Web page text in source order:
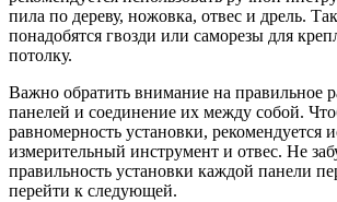
пила по дереву, ножовка, отвес и дрель.
понадобятся гвозди или саморезы для
потолку.
Важно обратить внимание на правильное
панелей и соединение их между собой.
равномерность установки, рекомендуется
измерительный инструмент и отвес. Не
правильность установки каждой панели
перейти к следующей.